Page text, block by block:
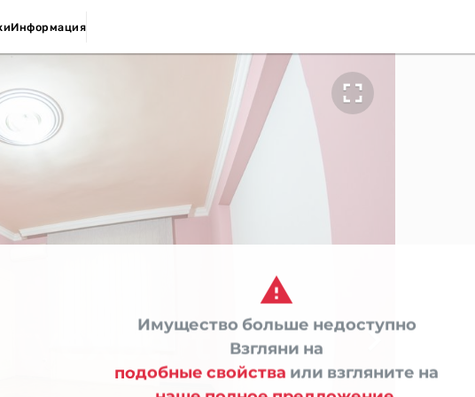
Информация



Имущество больше недоступно
Взгляни на
подобные свойства или взгляните на